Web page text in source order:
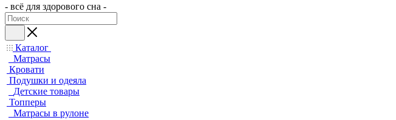
- всё для здорового сна -
Каталог
Матрасы
Кровати
Подушки и одеяла
Детские товары
Топперы
Матрасы в рулоне